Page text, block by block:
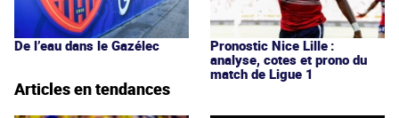
De l’eau dans le Gazélec
Pronostic Nice Lille :
analyse, cotes et prono du
match de Ligue 1
Articles en tendances